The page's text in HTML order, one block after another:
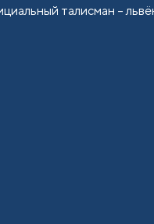
талисман –